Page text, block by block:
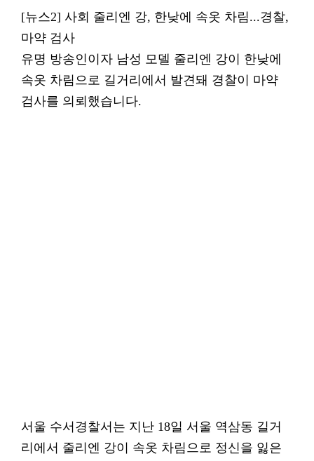
[뉴스2] 사회 줄리엔 강, 한낮에 속옷 차림...경찰,
마약 검사
유명 방송인이자 남성 모델 줄리엔 강이 한낮에
속옷 차림으로 길거리에서 발견돼 경찰이 마약
검사를 의뢰했습니다.
서울 수서경찰서는 지난 18일 서울 역삼동 길거
리에서 줄리엔 강이 속옷 차림으로 정신을 잃은